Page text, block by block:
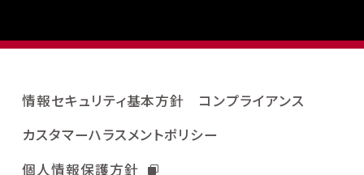
情報セキュリティ基本方針
コンプライアンス
カスタマーハラスメントポリシー
個人情報保護方針